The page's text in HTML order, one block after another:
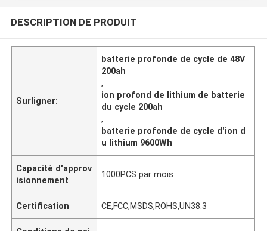
DESCRIPTION DE PRODUIT
Surligner:
batterie profonde de cycle de 48V
200ah
,
ion profond de lithium de batterie
du cycle 200ah
,
batterie profonde de cycle d'ion d
u lithium 9600Wh
Capacité d'approv
isionnement
1000PCS par mois
Certification CE,FCC,MSDS,ROHS,UN38.3